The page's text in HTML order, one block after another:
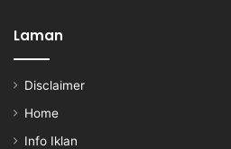
Laman
Disclaimer
Home
Info Iklan